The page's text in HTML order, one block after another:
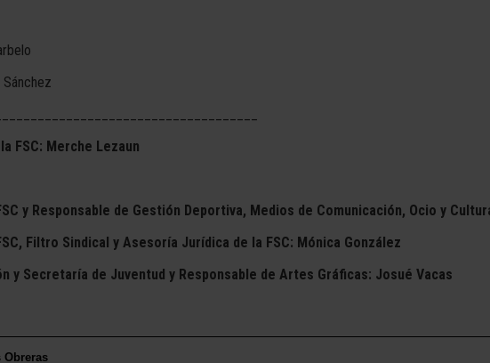
Sánchez
FSC: Merche Lezaun
y Responsable de Gestión Deportiva, Medios de Comunicación, Ocio y
Filtro Sindical y Asesoría Jurídica de la FSC: Mónica González
y Secretaría de Juventud y Responsable de Artes Gráficas: Josué Vacas
Obreras